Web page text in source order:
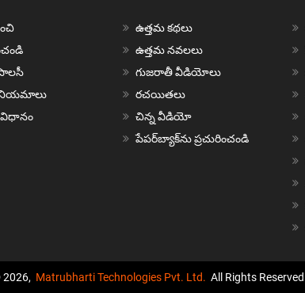
నియమాలు
ఉత్తమ కథలు
ఉత్తమ నవలలు
గుజరాతీ వీడియోలు
రచయితలు
చిన్న వీడియో
పేపర్‌బ్యాక్‌ను ప్రచురించండి
Matrubharti Technologies Pvt. Ltd. All Rights